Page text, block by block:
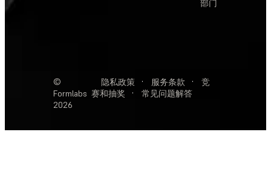
部门
©
Formlabs
2026
隐私政策 · 服务条款 ·
竞
赛和抽奖
· 常见问题解答